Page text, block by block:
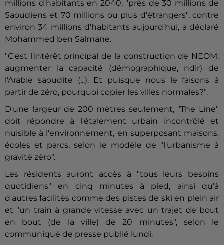
millions d'habitants en 2040, "près de 30 millions de
Saoudiens et 70 millions ou plus d'étrangers", contre
environ 34 millions d'habitants aujourd'hui, a déclaré
Mohammed ben Salmane.
"C'est l'intérêt principal de la construction de NEOM:
augmenter la capacité (démographique, ndlr) de
l'Arabie saoudite (...). Et puisque nous le faisons à
partir de zéro, pourquoi copier les villes normales?".
D'une largeur de 200 mètres seulement, "The Line"
doit répondre à l'étalement urbain incontrôlé et
nuisible à l'environnement, en superposant maisons,
écoles et parcs, selon le modèle de "l'urbanisme à
gravité zéro".
Les résidents auront accès à "tous leurs besoins
quotidiens" en cinq minutes à pied, ainsi qu'à
d'autres facilités comme des pistes de ski en plein air
et "un train à grande vitesse avec un trajet de bout
en bout (de la ville) de 20 minutes", selon le
communiqué de presse publié lundi.